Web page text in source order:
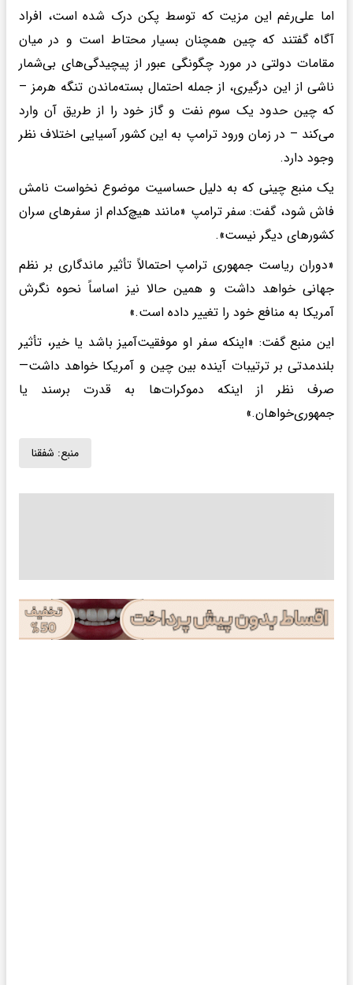
اما علی‌رغم این مزیت که توسط پکن درک شده است، افراد
آگاه گفتند که چین همچنان بسیار محتاط است و در میان
مقامات دولتی در مورد چگونگی عبور از پیچیدگی‌های بی‌شمار
ناشی از این درگیری، از جمله احتمال بسته‌ماندن تنگه هرمز –
که چین حدود یک سوم نفت و گاز خود را از طریق آن وارد
می‌کند – در زمان ورود ترامپ به این کشور آسیایی اختلاف نظر
وجود دارد.
یک منبع چینی که به دلیل حساسیت موضوع نخواست نامش
فاش شود، گفت: سفر ترامپ «مانند هیچ‌کدام از سفرهای سران
کشورهای دیگر نیست».
«دوران ریاست جمهوری ترامپ احتمالاً تأثیر ماندگاری بر نظم
جهانی خواهد داشت و همین حالا نیز اساساً نحوه نگرش
آمریکا به منافع خود را تغییر داده است.»
این منبع گفت: «اینکه سفر او موفقیت‌آمیز باشد یا خیر، تأثیر
بلندمدتی بر ترتیبات آینده بین چین و آمریکا خواهد داشت—
صرف نظر از اینکه دموکرات‌ها به قدرت برسند یا
جمهوری‌خواهان.»
منبع: شفقنا